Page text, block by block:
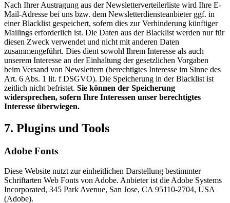
Nach Ihrer Austragung aus der Newsletterverteilerliste wird Ihre E-
Mail-Adresse bei uns bzw. dem Newsletterdiensteanbieter ggf. in
einer Blacklist gespeichert, sofern dies zur Verhinderung künftiger
Mailings erforderlich ist. Die Daten aus der Blacklist werden nur für
diesen Zweck verwendet und nicht mit anderen Daten
zusammengeführt. Dies dient sowohl Ihrem Interesse als auch
unserem Interesse an der Einhaltung der gesetzlichen Vorgaben
beim Versand von Newslettern (berechtigtes Interesse im Sinne des
Art. 6 Abs. 1 lit. f DSGVO). Die Speicherung in der Blacklist ist
zeitlich nicht befristet. Sie können der Speicherung
widersprechen, sofern Ihre Interessen unser berechtigtes
Interesse überwiegen.
7. Plugins und Tools
Adobe Fonts
Diese Website nutzt zur einheitlichen Darstellung bestimmter
Schriftarten Web Fonts von Adobe. Anbieter ist die Adobe Systems
Incorporated, 345 Park Avenue, San Jose, CA 95110-2704, USA
(Adobe).